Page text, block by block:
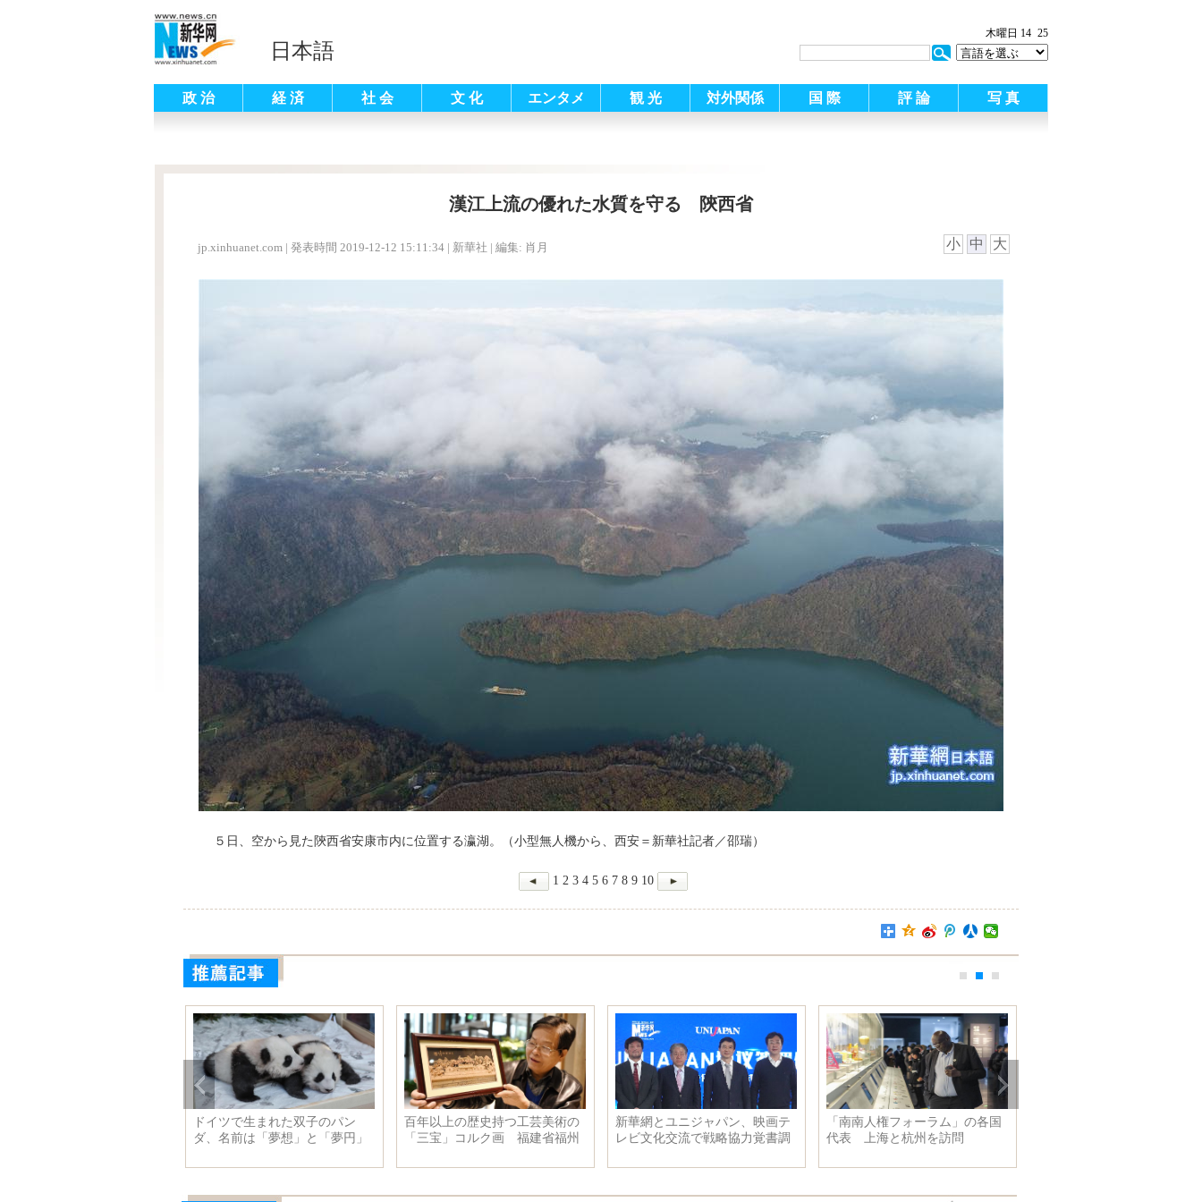
日本語
木曜日 14 25
政 治 経 済 社 会 文 化 エンタメ 観 光 対外関係 国 際 評 論 写 真
漢江上流の優れた水質を守る 陝西省
jp.xinhuanet.com | 発表時間 2019-12-12 15:11:34 | 新華社 | 編集: 肖月 小 中 大
５日、空から見た陝西省安康市内に位置する瀛湖。（小型無人機から、西安＝新華社記者／邵瑞）
1 2 3 4 5 6 7 8 9 10
ドイツで生まれた双子のパン
ダ、名前は「夢想」と「夢円」
百年以上の歴史持つ工芸美術の
「三宝」コルク画 福建省福州
新華網とユニジャパン、映画テ
レビ文化交流で戦略協力覚書調
「南南人権フォーラム」の各国
代表 上海と杭州を訪問